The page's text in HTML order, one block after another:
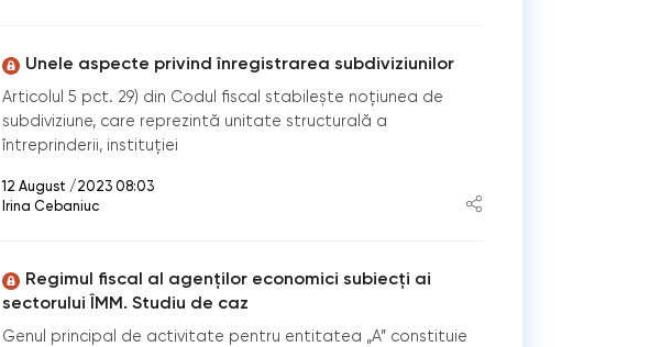
Unele aspecte privind înregistrarea subdiviziunilor
Articolul 5 pct. 29) din Codul fiscal stabileşte noţiunea de
subdiviziune, care reprezintă unitate structurală a
întreprinderii, instituţiei
12 August /2023 08:03
Irina Cebaniuc
Regimul fiscal al agenților economici subiecți ai
sectorului ÎMM. Studiu de caz
Genul principal de activitate pentru entitatea „A” constituie